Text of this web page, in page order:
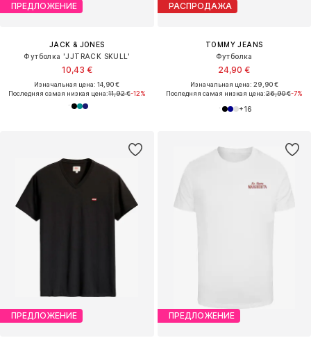
ПРЕДЛОЖЕНИЕ
JACK & JONES
Футболка 'JJTRACK SKULL'
10,43 €
Изначальная цена: 14,90 €
Последняя самая низкая цена:11,92 €-12%
РАСПРОДАЖА
TOMMY JEANS
Футболка
24,90 €
Изначальная цена: 29,90 €
Последняя самая низкая цена:26,90 €-7%
+16
ПРЕДЛОЖЕНИЕ ПРЕДЛОЖЕНИЕ